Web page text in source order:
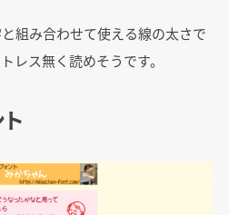
組み合わせて使える線の太さで
レス無く読めそうです。